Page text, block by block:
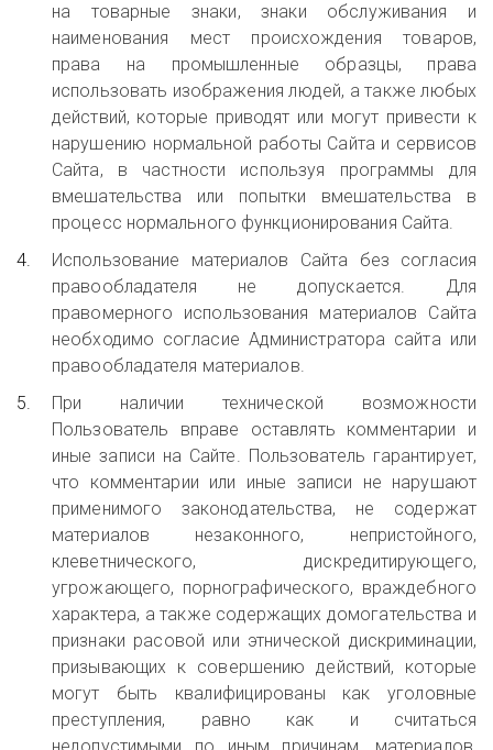
на товарные знаки, знаки обслуживания и
наименования мест происхождения товаров,
права на промышленные образцы, права
использовать изображения людей, а также любых
действий, которые приводят или могут привести к
нарушению нормальной работы Сайта и сервисов
Сайта, в частности используя программы для
вмешательства или попытки вмешательства в
процесс нормального функционирования Сайта.
Использование материалов Сайта без согласия
правообладателя не допускается. Для
правомерного использования материалов Сайта
необходимо согласие Администратора сайта или
правообладателя материалов.
При наличии технической возможности
Пользователь вправе оставлять комментарии и
иные записи на Сайте. Пользователь гарантирует,
что комментарии или иные записи не нарушают
применимого законодательства, не содержат
материалов незаконного, непристойного,
клеветнического, дискредитирующего,
угрожающего, порнографического, враждебного
характера, а также содержащих домогательства и
признаки расовой или этнической дискриминации,
призывающих к совершению действий, которые
могут быть квалифицированы как уголовные
преступления, равно как и считаться